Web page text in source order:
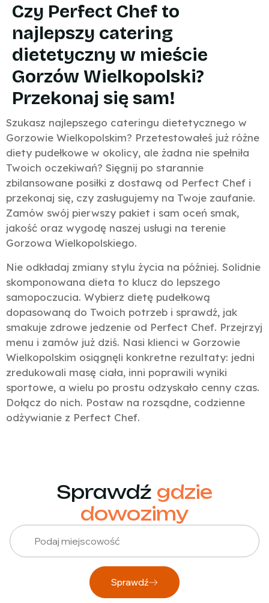
Czy Perfect Chef to
najlepszy catering
dietetyczny w mieście
Gorzów Wielkopolski?
Przekonaj się sam!
Szukasz najlepszego cateringu dietetycznego w
Gorzowie Wielkopolskim? Przetestowałeś już różne
diety pudełkowe w okolicy, ale żadna nie spełniła
Twoich oczekiwań? Sięgnij po starannie
zbilansowane posiłki z dostawą od Perfect Chef i
przekonaj się, czy zasługujemy na Twoje zaufanie.
Zamów swój pierwszy pakiet i sam oceń smak,
jakość oraz wygodę naszej usługi na terenie
Gorzowa Wielkopolskiego.
Nie odkładaj zmiany stylu życia na później. Solidnie
skomponowana dieta to klucz do lepszego
samopoczucia. Wybierz dietę pudełkową
dopasowaną do Twoich potrzeb i sprawdź, jak
smakuje zdrowe jedzenie od Perfect Chef. Przejrzyj
menu i zamów już dziś. Nasi klienci w Gorzowie
Wielkopolskim osiągnęli konkretne rezultaty: jedni
zredukowali masę ciała, inni poprawili wyniki
sportowe, a wielu po prostu odzyskało cenny czas.
Dołącz do nich. Postaw na rozsądne, codzienne
odżywianie z Perfect Chef.
Sprawdź gdzie
dowozimy
Sprawdź